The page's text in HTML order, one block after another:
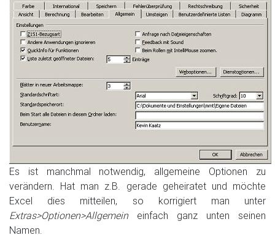
Es ist manchmal notwendig, allgemeine Optionen zu
verändern. Hat man z.B. gerade geheiratet und möchte
Excel dies mitteilen, so korrigiert man unter
Extras>Optionen>Allgemeineinfach ganz unten seinen
Namen.